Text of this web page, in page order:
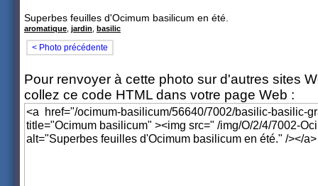
Superbes feuilles d'Ocimum basilicum en été.
aromatique jardin basilic
< Photo précédente
Pour renvoyer à cette photo sur d'autres sites
collez ce code HTML dans votre page Web :